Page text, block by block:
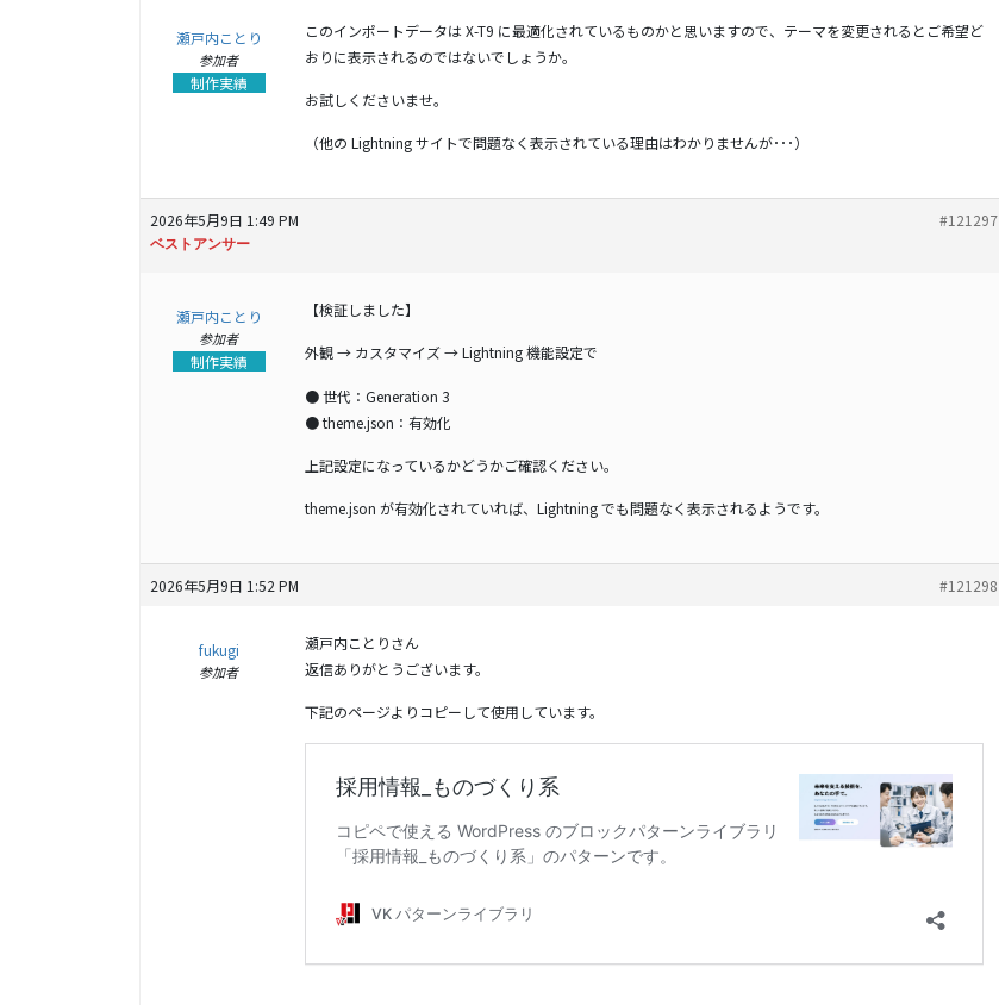
瀬戸内ことり
参加者
制作実績
このインポートデータは X-T9 に最適化されているものかと思いますので、テーマを変更されるとご希望ど
おりに表示されるのではないでしょうか。
お試しくださいませ。
（他の Lightning サイトで問題なく表示されている理由はわかりませんが･･･）
2026年5月9日 1:49 PM #121297
ベストアンサー
瀬戸内ことり
参加者
制作実績
【検証しました】
外観 → カスタマイズ → Lightning 機能設定で
● 世代：Generation 3
● theme.json：有効化
上記設定になっているかどうかご確認ください。
theme.json が有効化されていれば、Lightning でも問題なく表示されるようです。
2026年5月9日 1:52 PM #121298
fukugi
参加者
瀬戸内ことりさん
返信ありがとうございます。
下記のページよりコピーして使用しています。